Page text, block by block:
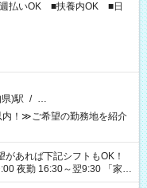
払いOK ■扶養内OK ■日
)駅 / …
！≫ご希望の勤務地を紹介
勤 16:30～翌9:30 「家族
て夕飯の準備がしたい」